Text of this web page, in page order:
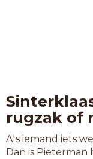
rugzak of
Als iemand iets
Dan is Pieterman